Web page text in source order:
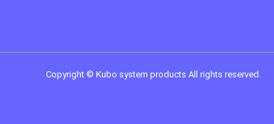
Copyright © Kubo system products All rights reserved.